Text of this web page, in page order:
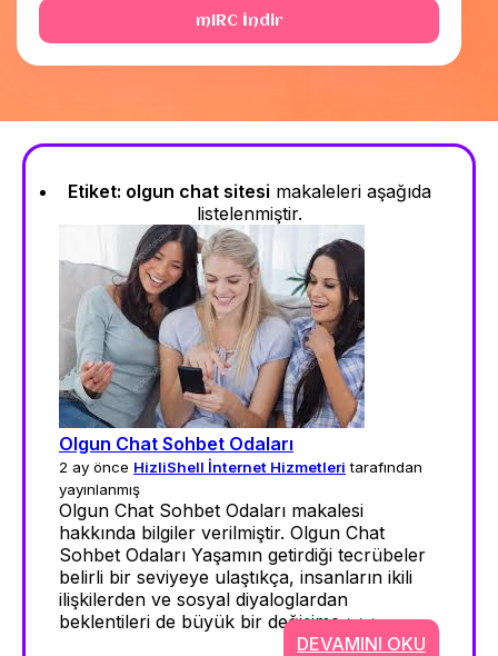
mIRC İndir
Etiket: olgun chat sitesi makaleleri aşağıda
listelenmiştir.
Olgun Chat Sohbet Odaları
2 ay önce HizliShell İnternet Hizmetleri tarafından
yayınlanmış
Olgun Chat Sohbet Odaları makalesi
hakkında bilgiler verilmiştir. Olgun Chat
Sohbet Odaları Yaşamın getirdiği tecrübeler
belirli bir seviyeye ulaştıkça, insanların ikili
ilişkilerden ve sosyal diyaloglardan
beklentileri de büyük bir değişime >>>
DEVAMINI OKU